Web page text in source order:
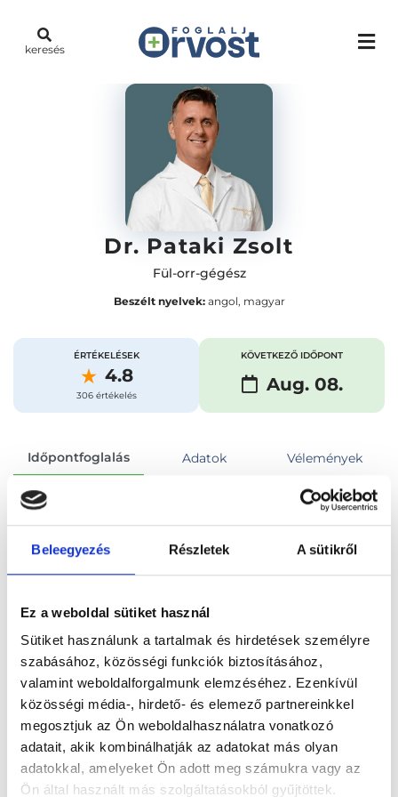
Beleegyezés Részletek A sütikről
Ez a weboldal sütiket használ
Sütiket használunk a tartalmak és hirdetések személyre
szabásához, közösségi funkciók biztosításához,
valamint weboldalforgalmunk elemzéséhez. Ezenkívül
közösségi média-, hirdető- és elemező partnereinkkel
megosztjuk az Ön weboldalhasználatra vonatkozó
adatait, akik kombinálhatják az adatokat más olyan
adatokkal, amelyeket Ön adott meg számukra vagy az
Ön által használt más szolgáltatásokból gyűjtöttek.
keresés
Dr. Pataki Zsolt
Fül-orr-gégész
Beszélt nyelvek:angol, magyar
ÉRTÉKELÉSEK
4.8
306 értékelés
KÖVETKEZŐ IDŐPONT
Aug. 08.
Időpontfoglalás Adatok Vélemények
Foglalj időpontot
Összes szakterület Fül-orr-gégészeti szakorvosi vizsgálat
Főoldal Orvosok Fül-orr-gégész
Fül-orr-gégész, Budapest, VI. kerület
Dr. Pataki Zsolt